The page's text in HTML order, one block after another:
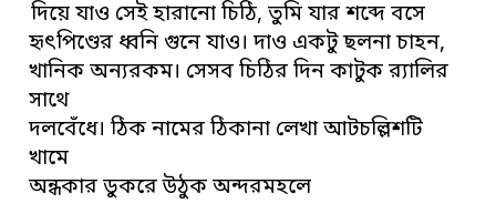
দিয়ে যাও সেই হারানো চিঠি, তুমি যার শব্দে বসে
হৃৎপিণ্ডের ধ্বনি গুনে যাও। দাও একটু ছলনা চাহন,
খানিক অন্যরকম। সেসব চিঠির দিন কাটুক র‍্যালির
সাথে
দলবেঁধে। ঠিক নামের ঠিকানা লেখা আটচল্লিশটি
খামে
অন্ধকার ডুকরে উঠুক অন্দরমহলে